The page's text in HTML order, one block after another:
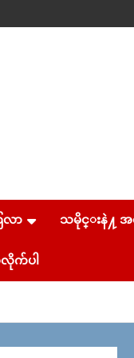
ာ သမိုင္းနဲ႔ အ
လိုက်ပါ